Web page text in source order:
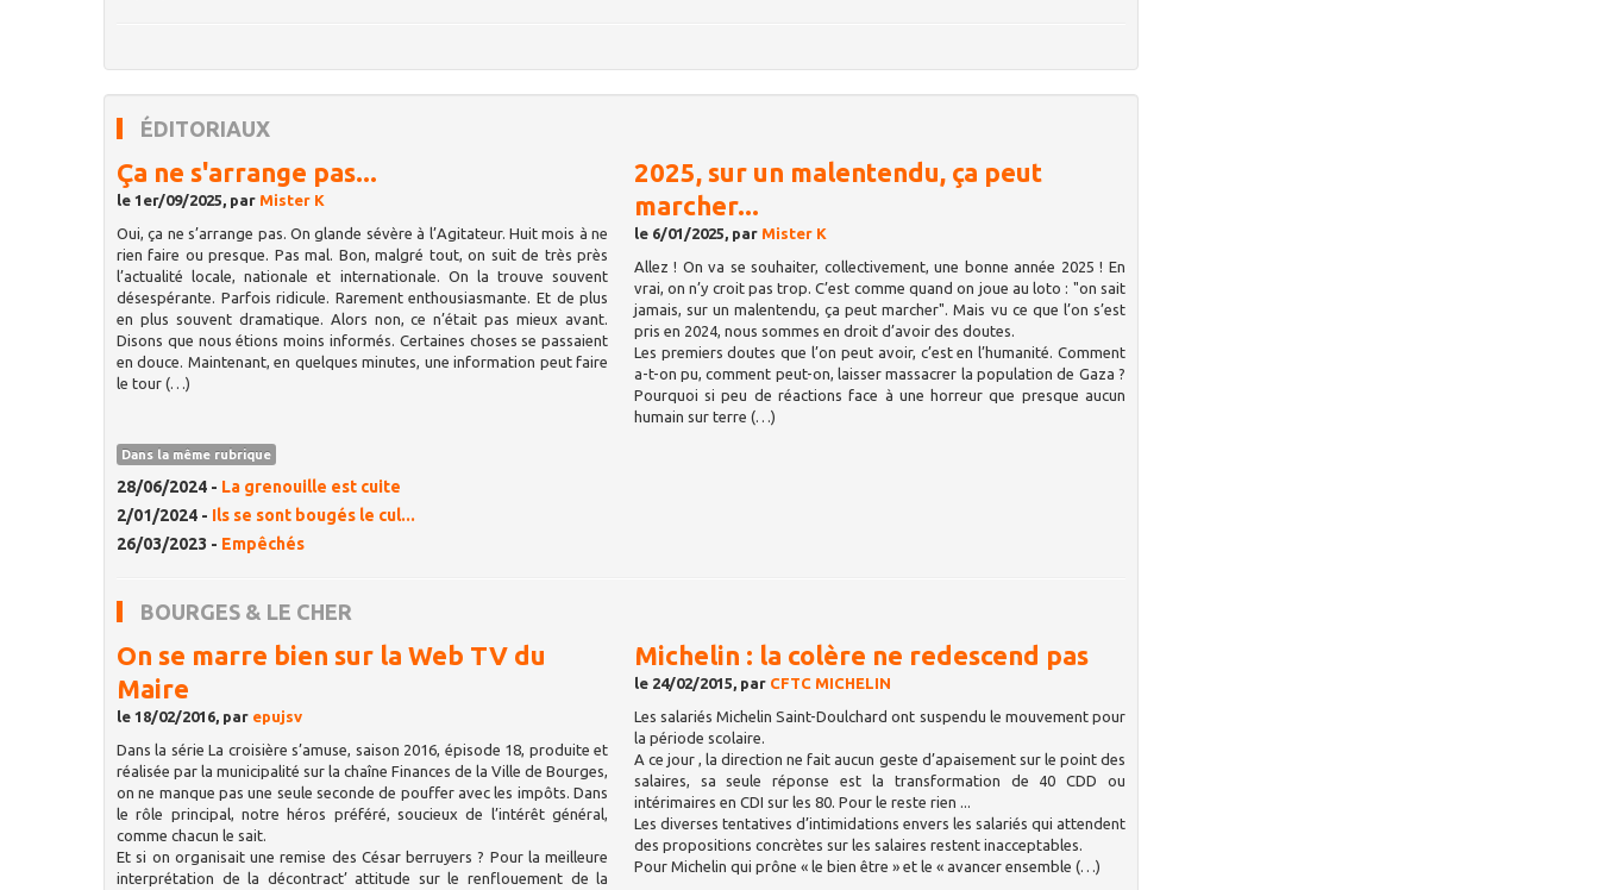
ÉDITORIAUX
Ça ne s'arrange pas...
le 1er/09/2025, par Mister K
Oui, ça ne s’arrange pas. On glande sévère à l’Agitateur. Huit mois à ne
rien faire ou presque. Pas mal. Bon, malgré tout, on suit de très près
l’actualité locale, nationale et internationale. On la trouve souvent
désespérante. Parfois ridicule. Rarement enthousiasmante. Et de plus
en plus souvent dramatique. Alors non, ce n’était pas mieux avant.
Disons que nous étions moins informés. Certaines choses se passaient
en douce. Maintenant, en quelques minutes, une information peut faire
le tour (…)
2025, sur un malentendu, ça peut
marcher...
le 6/01/2025, par Mister K
Allez ! On va se souhaiter, collectivement, une bonne année 2025 ! En
vrai, on n’y croit pas trop. C’est comme quand on joue au loto : "on sait
jamais, sur un malentendu, ça peut marcher". Mais vu ce que l’on s’est
pris en 2024, nous sommes en droit d’avoir des doutes.
Les premiers doutes que l’on peut avoir, c’est en l’humanité. Comment
a-t-on pu, comment peut-on, laisser massacrer la population de Gaza ?
Pourquoi si peu de réactions face à une horreur que presque aucun
humain sur terre (…)
Dans la même rubrique
28/06/2024 - La grenouille est cuite
2/01/2024 - Ils se sont bougés le cul...
26/03/2023 - Empêchés
BOURGES & LE CHER
On se marre bien sur la Web TV du
Maire
le 18/02/2016, par epujsv
Dans la série La croisière s’amuse, saison 2016, épisode 18, produite et
réalisée par la municipalité sur la chaîne Finances de la Ville de Bourges,
on ne manque pas une seule seconde de pouffer avec les impôts. Dans
le rôle principal, notre héros préféré, soucieux de l’intérêt général,
comme chacun le sait.
Et si on organisait une remise des César berruyers ? Pour la meilleure
interprétation de la décontract’ attitude sur le renflouement de la
Michelin : la colère ne redescend pas
le 24/02/2015, par CFTC MICHELIN
Les salariés Michelin Saint-Doulchard ont suspendu le mouvement pour
la période scolaire.
A ce jour , la direction ne fait aucun geste d’apaisement sur le point des
salaires, sa seule réponse est la transformation de 40 CDD ou
intérimaires en CDI sur les 80. Pour le reste rien ...
Les diverses tentatives d’intimidations envers les salariés qui attendent
des propositions concrètes sur les salaires restent inacceptables.
Pour Michelin qui prône « le bien être » et le « avancer ensemble (…)